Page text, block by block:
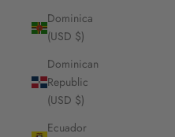
Dominica
(USD $)
Dominican
Republic
(USD $)
Ecuador